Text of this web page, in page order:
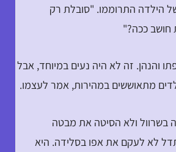
הילדה התרוממו. "סובלת רק
ככה?"
והנהן. זה לא היה נעים במיוחד, אבל
מתאוששים במהירות, אמר לעצמו.
בשרוול ולא הסיטה את מבטה
לא לעקם את אפו בסלידה. היא